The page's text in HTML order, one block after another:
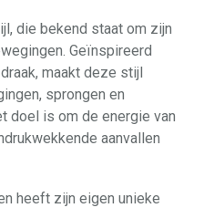
die bekend staat om zijn
Geïnspireerd
maakt deze stijl
sprongen en
doel is om de energie van
aanvallen
heeft zijn eigen unieke